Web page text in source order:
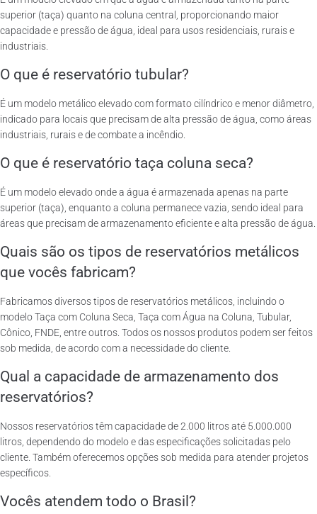
superior (taça) quanto na coluna central, proporcionando maior
capacidade e pressão de água, ideal para usos residenciais, rurais e
industriais.
O que é reservatório tubular?
É um modelo metálico elevado com formato cilíndrico e menor diâmetro,
indicado para locais que precisam de alta pressão de água, como áreas
industriais, rurais e de combate a incêndio.
O que é reservatório taça coluna seca?
É um modelo elevado onde a água é armazenada apenas na parte
superior (taça), enquanto a coluna permanece vazia, sendo ideal para
áreas que precisam de armazenamento eficiente e alta pressão de água.
Quais são os tipos de reservatórios metálicos
que vocês fabricam?
Fabricamos diversos tipos de reservatórios metálicos, incluindo o
modelo Taça com Coluna Seca, Taça com Água na Coluna, Tubular,
Cônico, FNDE, entre outros. Todos os nossos produtos podem ser feitos
sob medida, de acordo com a necessidade do cliente.
Qual a capacidade de armazenamento dos
reservatórios?
Nossos reservatórios têm capacidade de 2.000 litros até 5.000.000
litros, dependendo do modelo e das especificações solicitadas pelo
cliente. Também oferecemos opções sob medida para atender projetos
específicos.
Vocês atendem todo o Brasil?